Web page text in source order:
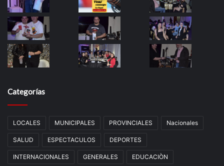
Categorías
LOCALES MUNICIPALES PROVINCIALES Nacionales
SALUD ESPECTACULOS DEPORTES
INTERNACIONALES GENERALES EDUCACIÒN